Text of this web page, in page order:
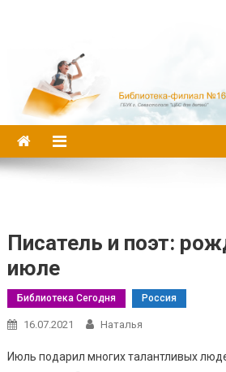
Писатель и поэт:
июле
Библиотека Сегодня Россия
16.07.2021 Наталья
Июль подарил многих талантливых